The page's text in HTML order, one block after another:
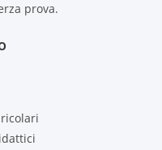
prova.